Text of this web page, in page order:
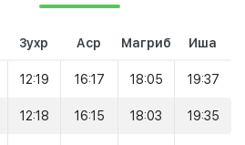
Зухр Аср Магриб Иша
12:19 16:17 18:05 19:37
12:18 16:15 18:03 19:35